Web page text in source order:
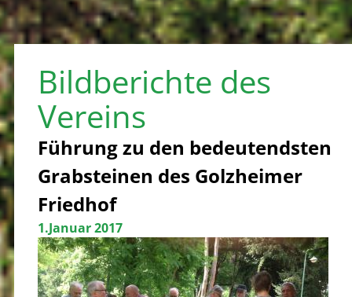
Bildberichte des
Vereins
Führung zu den bedeutendsten
Grabsteinen des Golzheimer
Friedhof
1.Januar 2017